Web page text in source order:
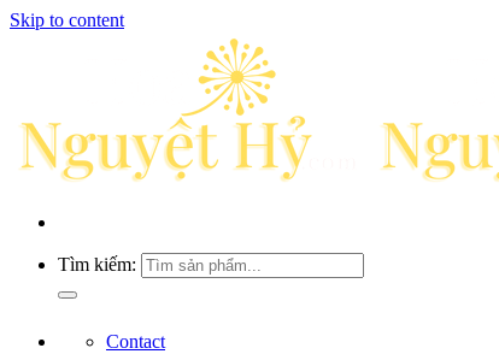
Skip to content
Tìm kiếm:
Contact